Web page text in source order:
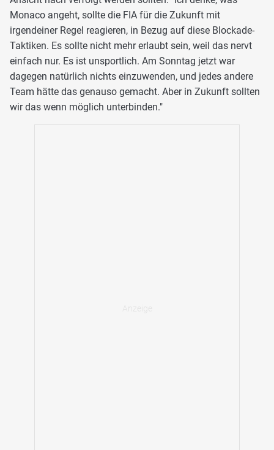
Monaco angeht, sollte die FIA für die Zukunft mit
irgendeiner Regel reagieren, in Bezug auf diese Blockade-
Taktiken. Es sollte nicht mehr erlaubt sein, weil das nervt
einfach nur. Es ist unsportlich. Am Sonntag jetzt war
dagegen natürlich nichts einzuwenden, und jedes andere
Team hätte das genauso gemacht. Aber in Zukunft sollten
wir das wenn möglich unterbinden."